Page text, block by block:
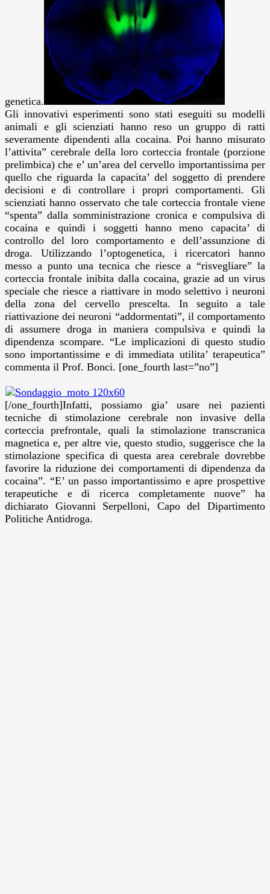
genetica.
Gli innovativi esperimenti sono stati eseguiti su modelli
animali e gli scienziati hanno reso un gruppo di ratti
severamente dipendenti alla cocaina. Poi hanno misurato
l’attivita” cerebrale della loro corteccia frontale (porzione
prelimbica) che e’ un’area del cervello importantissima per
quello che riguarda la capacita’ del soggetto di prendere
decisioni e di controllare i propri comportamenti. Gli
scienziati hanno osservato che tale corteccia frontale viene
“spenta” dalla somministrazione cronica e compulsiva di
cocaina e quindi i soggetti hanno meno capacita’ di
controllo del loro comportamento e dell’assunzione di
droga. Utilizzando l’optogenetica, i ricercatori hanno
messo a punto una tecnica che riesce a “risvegliare” la
corteccia frontale inibita dalla cocaina, grazie ad un virus
speciale che riesce a riattivare in modo selettivo i neuroni
della zona del cervello prescelta. In seguito a tale
riattivazione dei neuroni “addormentati”, il comportamento
di assumere droga in maniera compulsiva e quindi la
dipendenza scompare. “Le implicazioni di questo studio
sono importantissime e di immediata utilita’ terapeutica”
commenta il Prof. Bonci. [one_fourth last=”no”]
[/one_fourth]Infatti, possiamo gia’ usare nei pazienti
tecniche di stimolazione cerebrale non invasive della
corteccia prefrontale, quali la stimolazione transcranica
magnetica e, per altre vie, questo studio, suggerisce che la
stimolazione specifica di questa area cerebrale dovrebbe
favorire la riduzione dei comportamenti di dipendenza da
cocaina”. “E’ un passo importantissimo e apre prospettive
terapeutiche e di ricerca completamente nuove” ha
dichiarato Giovanni Serpelloni, Capo del Dipartimento
Politiche Antidroga.